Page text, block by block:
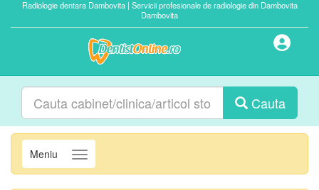
Radiologie dentara Dambovita | Servicii profesionale de radiologie din Dambovita
Dambovita
Cauta
Meniu Navigatie